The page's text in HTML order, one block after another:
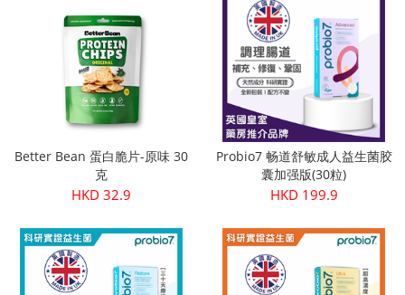
Better Bean 蛋白脆片-原味 30
克
HKD 32.9
Probio7 畅道舒敏成人益生菌胶
囊加强版(30粒)
HKD 199.9